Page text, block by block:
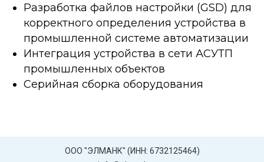
Разработка файлов настройки (GSD) для
корректного определения устройства в
промышленной системе автоматизации
Интеграция устройства в сети АСУТП
промышленных объектов
Серийная сборка оборудования
ООО "ЭЛМАНК" (ИНН: 6732125464)